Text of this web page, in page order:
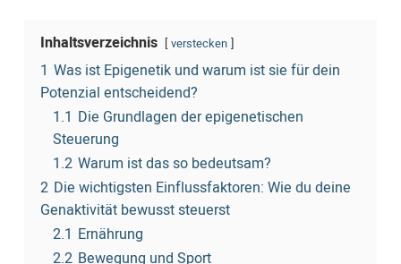
Inhaltsverzeichnis verstecken
1 Was ist Epigenetik und warum ist sie für dein
Potenzial entscheidend?
1.1 Die Grundlagen der epigenetischen
Steuerung
1.2 Warum ist das so bedeutsam?
2 Die wichtigsten Einflussfaktoren: Wie du deine
Genaktivität bewusst steuerst
2.1 Ernährung
2.2 Bewegung und Sport